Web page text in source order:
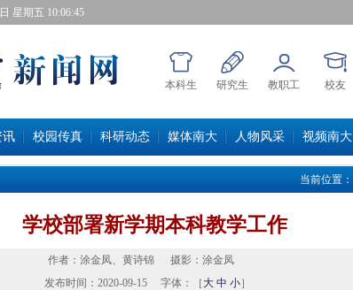
星期五 10:06:46
本科生 研究生 教职工 校友
讯 校园传真 科研动态 媒体南大 人物风采 视频南大
当前位置：
学校部署新学期本科教学工作
作者： 涂金凤、黄诗锦 摄影： 涂金凤
发布时间： 2020-09-15 字体：［ 大 中 小］